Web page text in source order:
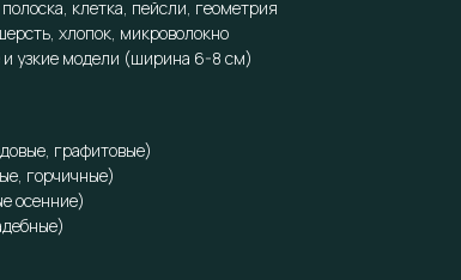
клетка, пейсли, геометрия
хлопок, микроволокно
и узкие модели (ширина 6-8 см)
графитовые)
горчичные)
осенние)